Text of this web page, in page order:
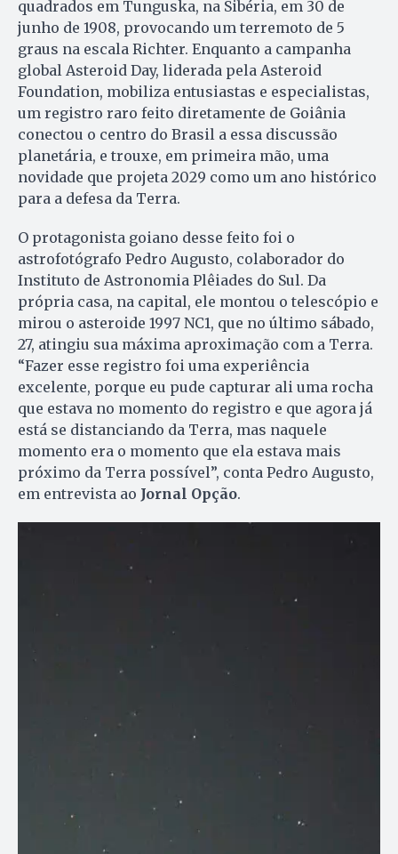
quadrados em Tunguska, na Sibéria, em 30 de
junho de 1908, provocando um terremoto de 5
graus na escala Richter. Enquanto a campanha
global Asteroid Day, liderada pela Asteroid
Foundation, mobiliza entusiastas e especialistas,
um registro raro feito diretamente de Goiânia
conectou o centro do Brasil a essa discussão
planetária, e trouxe, em primeira mão, uma
novidade que projeta 2029 como um ano histórico
para a defesa da Terra.
O protagonista goiano desse feito foi o
astrofotógrafo Pedro Augusto, colaborador do
Instituto de Astronomia Plêiades do Sul. Da
própria casa, na capital, ele montou o telescópio e
mirou o asteroide 1997 NC1, que no último sábado,
27, atingiu sua máxima aproximação com a Terra.
“Fazer esse registro foi uma experiência
excelente, porque eu pude capturar ali uma rocha
que estava no momento do registro e que agora já
está se distanciando da Terra, mas naquele
momento era o momento que ela estava mais
próximo da Terra possível”, conta Pedro Augusto,
em entrevista ao Jornal Opção.